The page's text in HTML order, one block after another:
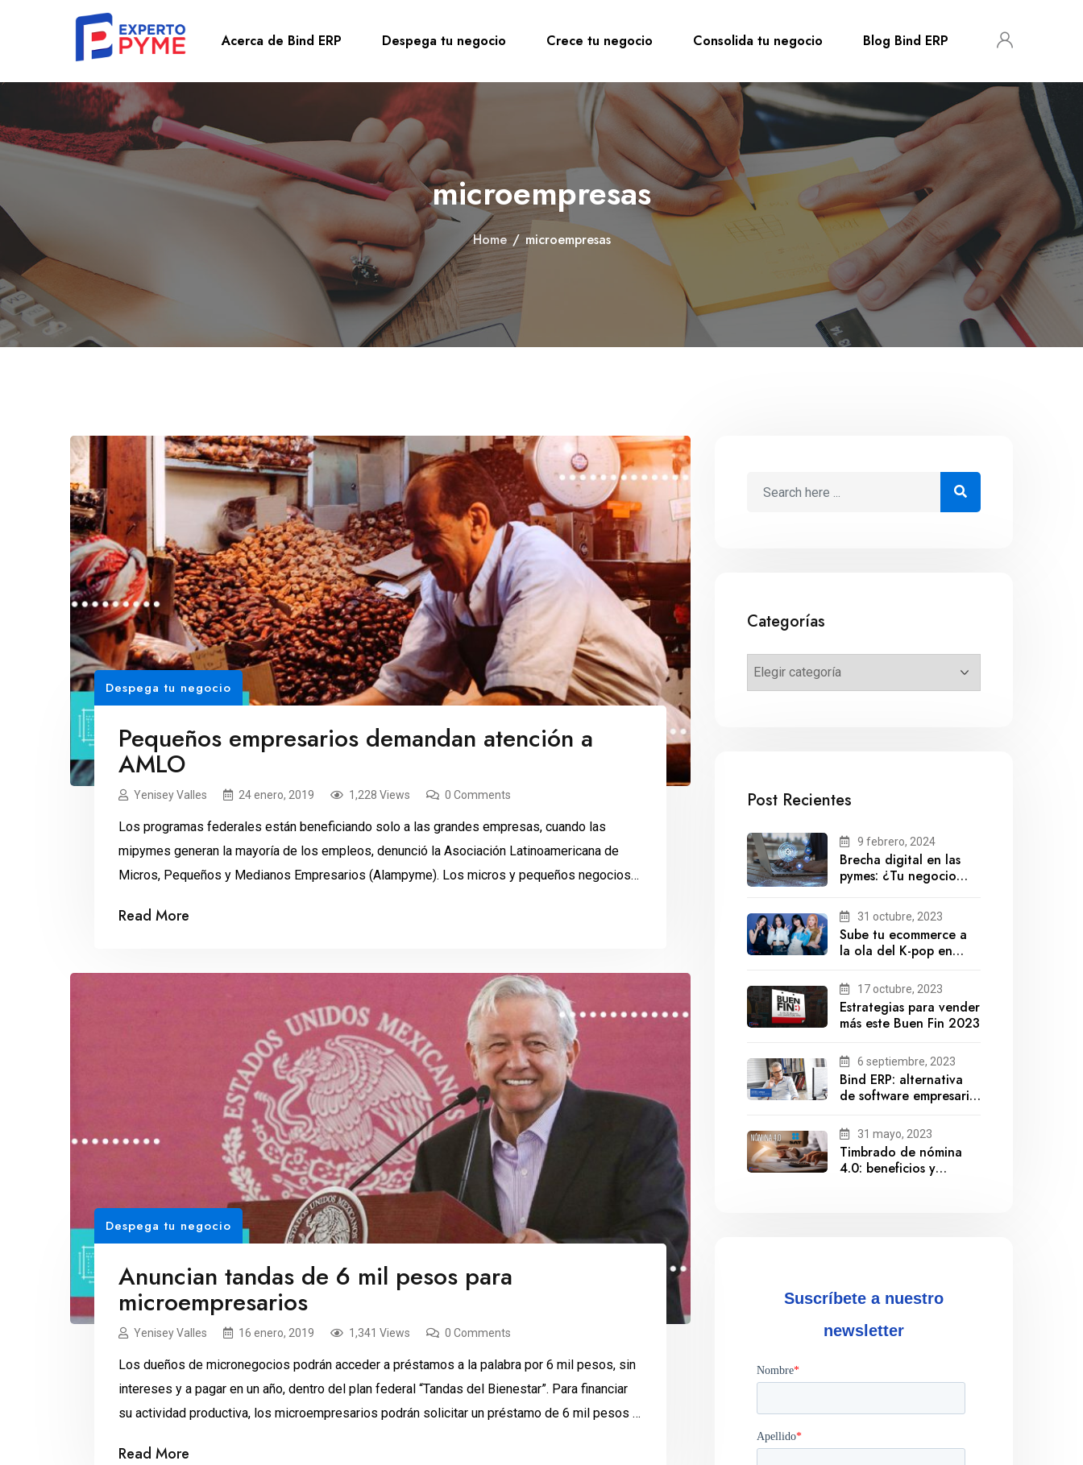
Acerca de Bind ERP Despega tu negocio Crece tu negocio Consolida tu negocio Blog Bind ERP
microempresas
Home / microempresas
Despega tu negocio
Pequeños empresarios demandan atención a
AMLO
Yenisey Valles 24 enero, 2019 1,228 Views 0 Comments
Los programas federales están beneficiando solo a las grandes empresas, cuando las
mipymes generan la mayoría de los empleos, denunció la Asociación Latinoamericana de
Micros, Pequeños y Medianos Empresarios (Alampyme). Los micros y pequeños negocios
empresarial. Por eso, demandaron al presidente Andrés […]
Read More
Despega tu negocio
Anuncian tandas de 6 mil pesos para
microempresarios
Yenisey Valles 16 enero, 2019 1,341 Views 0 Comments
Los dueños de micronegocios podrán acceder a préstamos a la palabra por 6 mil pesos, sin
intereses y a pagar en un año, dentro del plan federal “Tandas del Bienestar”. Para financiar
su actividad productiva, los microempresarios podrán solicitar un préstamo de 6 mil pesos al
Read More
Categorías
Post Recientes
9 febrero, 2024
Brecha digital en las
pymes: ¿Tu negocio
futuro?31 octubre, 2023
Sube tu ecommerce a
la ola del K-pop en
17 octubre, 2023
Estrategias para vender
más este Buen Fin 2023
6 septiembre, 2023
Bind ERP: alternativa
de software empresarial
Gestionix
31 mayo, 2023
Timbrado de nómina
4.0: beneficios y
Suscríbete a nuestro
newsletter